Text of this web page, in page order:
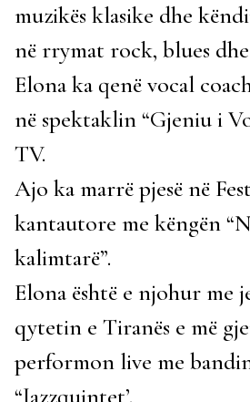
muzikës klasike dhe
në rrymat rock, blues dhe
Elona ka qenë vocal
në spektaklin “Gjeniu i
TV.
Ajo ka marrë pjesë në
kantautore me këngën
kalimtarë”.
Elona është e njohur me
qytetin e Tiranës e më
performon live me
“Jazzquintet’.